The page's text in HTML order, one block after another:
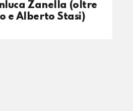
Zanella (oltre
e Alberto Stasi)